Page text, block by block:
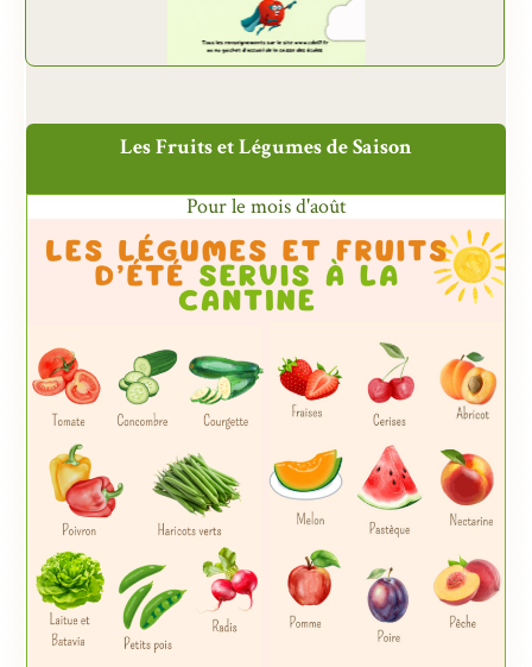
Les Fruits et Légumes de Saison
Pour le mois d'août